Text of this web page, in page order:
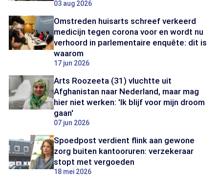
03 aug 2026
Omstreden huisarts schreef verkeerd
medicijn tegen corona voor en wordt nu
verhoord in parlementaire enquête: dit is
waarom
17 jun 2026
Arts Roozeeta (31) vluchtte uit
Afghanistan naar Nederland, maar mag
hier niet werken: 'Ik blijf voor mijn droom
gaan'
07 jun 2026
Spoedpost verdient flink aan gewone
zorg buiten kantooruren: verzekeraar
stopt met vergoeden
18 mei 2026